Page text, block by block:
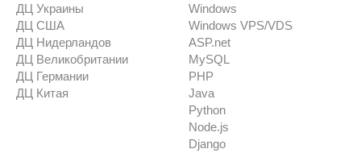
ДЦ Украины
ДЦ США
ДЦ Нидерландов
ДЦ Великобритании
ДЦ Германии
ДЦ Китая
Windows
Windows VPS/VDS
ASP.net
MySQL
PHP
Java
Python
Node.js
Django